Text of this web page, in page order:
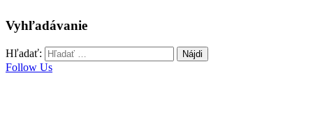
Vyhľadávanie
Hľadať:
Follow Us